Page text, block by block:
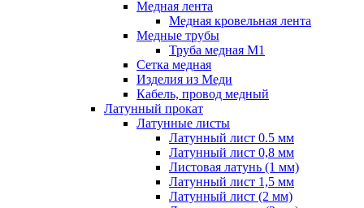
Медная лента
Медная кровельная лента
Медные трубы
Труба медная М1
Сетка медная
Изделия из Меди
Кабель, провод медный
Латунный прокат
Латунные листы
Латунный лист 0.5 мм
Латунный лист 0,8 мм
Листовая латунь (1 мм)
Латунный лист 1,5 мм
Латунный лист (2 мм)